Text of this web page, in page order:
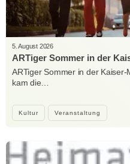
Kultur Veranstaltung
5. August 2026
ARTiger Sommer in der
ARTiger Sommer in der
kam die…